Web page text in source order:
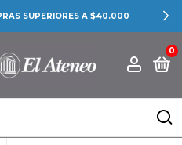
SUPERIORES A $40.000
0